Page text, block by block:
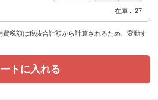
在庫 27
税額は税抜合計額から計算されるため、変動す
トに入れる